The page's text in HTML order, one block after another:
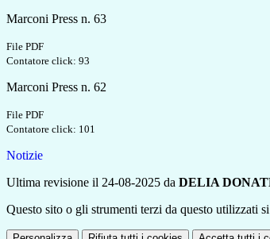
Marconi Press n. 63
File PDF
Contatore click: 93
Marconi Press n. 62
File PDF
Contatore click: 101
Notizie
Ultima revisione il 24-08-2025 da DELIA
Questo sito o gli strumenti terzi da questo utilizzati